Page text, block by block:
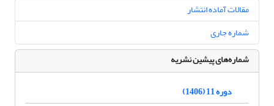
مقالات آماده انتشار
شماره جاری
شماره‌های پیشین نشریه
دوره 11 (1406)